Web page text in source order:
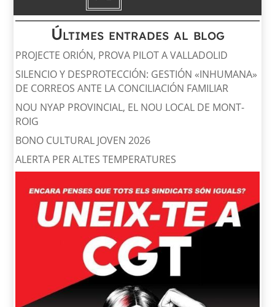
Últimes entrades al blog
PROJECTE ORIÓN, PROVA PILOT A VALLADOLID
SILENCIO Y DESPROTECCIÓN: GESTIÓN «INHUMANA»
DE CORREOS ANTE LA CONCILIACIÓN FAMILIAR
NOU NYAP PROVINCIAL, EL NOU LOCAL DE MONT-
ROIG
BONO CULTURAL JOVEN 2026
ALERTA PER ALTES TEMPERATURES